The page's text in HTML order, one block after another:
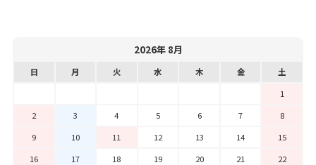
2026年 8月
日 月 火 水 木 金
土
1
2
3 4 5 6 7
8
9
10 11 12 13 14
15
16
17 18 19 20 21
22